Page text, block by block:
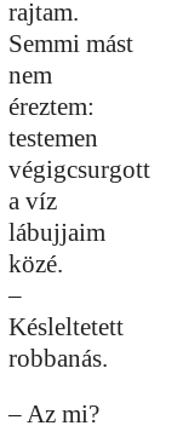
rajtam.
Semmi mást
nem
éreztem:
testemen
végigcsurgott
a víz
lábujjaim
közé.
–
Késleltetett
robbanás.
– Az mi?